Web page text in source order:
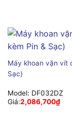
Máy khoan vặn vít
Sạc)
Model: DF032DZ
Giá:2,086,700₫